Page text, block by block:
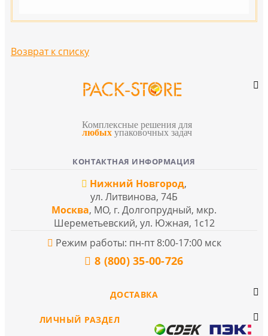
Возврат к списку
Комплексные решения для
любых упаковочных задач
КОНТАКТНАЯ ИНФОРМАЦИЯ
Нижний Новгород,
ул. Литвинова, 74Б
Москва, МО, г. Долгопрудный, мкр.
Шереметьевский, ул. Южная, 1с12
Режим работы: пн-пт 8:00-17:00 мск
8 (800) 35-00-726
ДОСТАВКА
ЛИЧНЫЙ РАЗДЕЛ